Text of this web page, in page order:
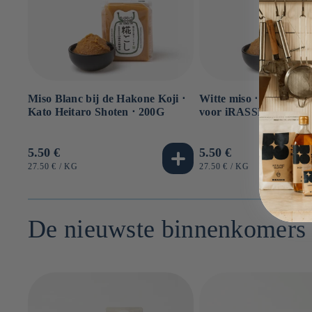
Miso Blanc bij de Hakone Koji ⋅
Kato Heitaro Shoten ⋅ 200G
Normale
prijs
5.50 €
EENHEIDSPRIJS
27.50 € / PER
KG
Witte miso ⋅ Kato
voor iRASSHAi ⋅ 200g
Normale
prijs
5.50 €
EENHEIDSPRIJS
27.50 € / PER
KG
De nieuwste binnenkomers